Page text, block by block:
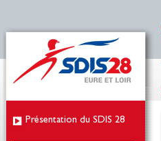
Présentation du SDIS 28